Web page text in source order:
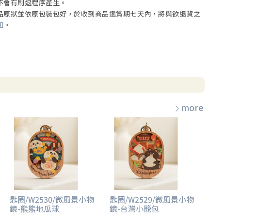
有刷退程序產生。
狀並依原包裝包好，於收到商品鑑賞期七天內，將與欲退貨之
。
more
匙圈/W2530/微風景小物
鏡-熊熊地瓜球
匙圈/W2529/微風景小物
鏡-台灣小籠包